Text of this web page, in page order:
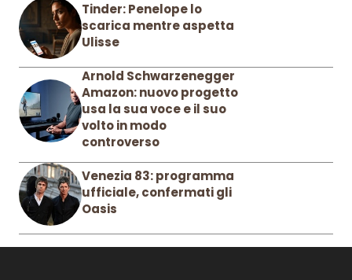
Tinder: Penelope lo
scarica mentre aspetta
Ulisse
Arnold Schwarzenegger
Amazon: nuovo progetto
usa la sua voce e il suo
volto in modo
controverso
Venezia 83: programma
ufficiale, confermati gli
Oasis